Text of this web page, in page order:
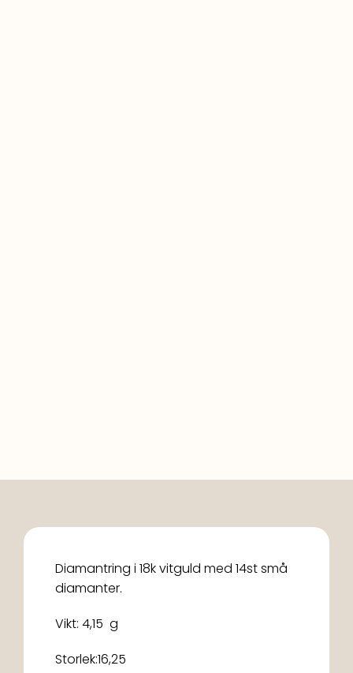
Diamantring i 18k vitguld med 14st små
diamanter.
Vikt: 4,15 g
Storlek:16,25